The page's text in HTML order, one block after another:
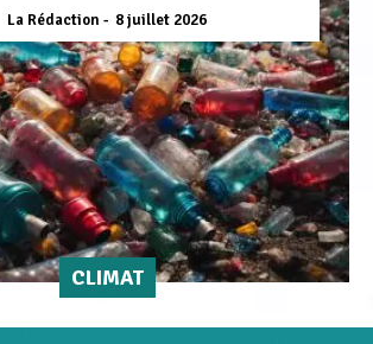
La Rédaction 8 juillet 2026
CLIMAT